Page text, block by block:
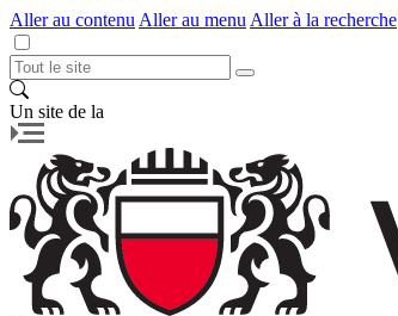
Aller au contenu Aller au menu Aller à la recherche
Un site de la